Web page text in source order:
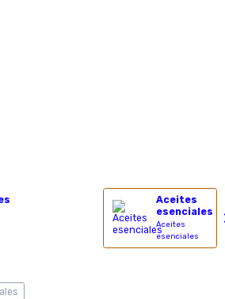
Aceites
esenciales
Aceites
esenciales